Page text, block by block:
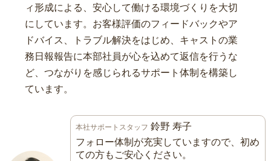
ィ形成による、安心して働ける環境づくりを大切
にしています。お客様評価のフィードバックやア
ドバイス、トラブル解決をはじめ、キャストの業
務日報報告に本部社員が心を込めて返信を行うな
ど、つながりを感じられるサポート体制を構築し
ています。
本社サポートスタッフ 鈴野 寿子
フォロー体制が充実していますので、初め
ての方もご安心ください。